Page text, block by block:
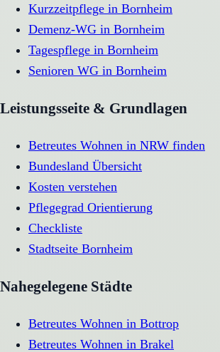
Kurzzeitpflege in Bornheim
Demenz-WG in Bornheim
Tagespflege in Bornheim
Senioren WG in Bornheim
Leistungsseite & Grundlagen
Betreutes Wohnen in NRW finden
Bundesland Übersicht
Kosten verstehen
Pflegegrad Orientierung
Checkliste
Stadtseite Bornheim
Nahegelegene Städte
Betreutes Wohnen in Bottrop
Betreutes Wohnen in Brakel